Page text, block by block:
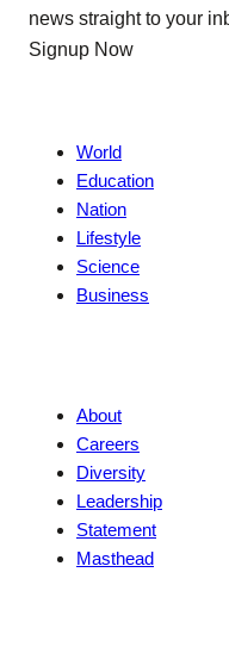
news straight to your
Signup Now
World
Education
Nation
Lifestyle
Science
Business
About
Careers
Diversity
Leadership
Statement
Masthead